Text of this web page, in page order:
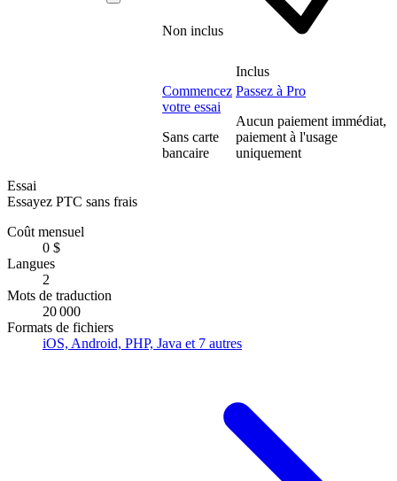
Non inclus
Inclus
Commencez
votre essai
Sans carte
bancaire
Passez à Pro
Aucun paiement immédiat,
paiement à l'usage
uniquement
Essai
Essayez PTC sans frais
Coût mensuel
0 $
Langues
2
Mots de traduction
20 000
Formats de fichiers
iOS, Android, PHP, Java et 7 autres